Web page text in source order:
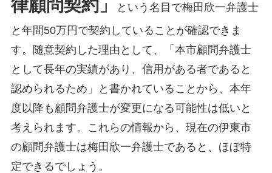
律顧問契約」
という名目で梅田欣一弁護士
と年間50万円で契約していることが確認できま
す。随意契約した理由として、「本市顧問弁護士
として長年の実績があり、信用がある者であると
認められるため」と書かれていることから、本年
度以降も顧問弁護士が変更になる可能性は低いと
考えられます。これらの情報から、現在の伊東市
の顧問弁護士は梅田欣一弁護士であると、ほぼ特
定できるでしょう。